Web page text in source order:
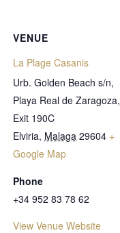
VENUE
La Plage Casanis
Urb. Golden Beach s/n,
Playa Real de Zaragoza,
Exit 190C
Elviria, Malaga 29604 +
Google Map
Phone
+34 952 83 78 62
View Venue Website